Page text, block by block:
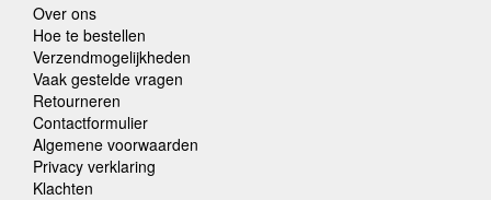
Over ons
Hoe te bestellen
Verzendmogelijkheden
Vaak gestelde vragen
Retourneren
Contactformulier
Algemene voorwaarden
Privacy verklaring
Klachten